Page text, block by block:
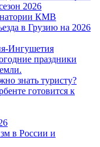
2026
КМВ
в Грузию на 2026
Ингушетия
праздники
знать туристу?
готовится к
в России и